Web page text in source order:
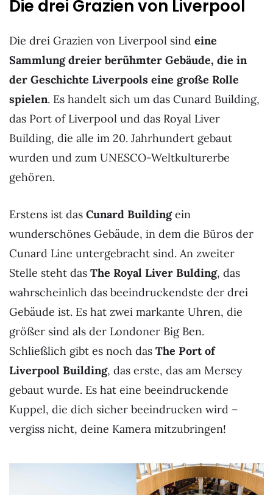
Die drei Grazien von Liverpool
Die drei Grazien von Liverpool sind eine
Sammlung dreier berühmter Gebäude, die in
der Geschichte Liverpools eine große Rolle
spielen. Es handelt sich um das Cunard Building,
das Port of Liverpool und das Royal Liver
Building, die alle im 20. Jahrhundert gebaut
wurden und zum UNESCO-Weltkulturerbe
gehören.
Erstens ist das Cunard Buildingein
wunderschönes Gebäude, in dem die Büros der
Cunard Line untergebracht sind. An zweiter
Stelle steht das The Royal Liver Bulding, das
wahrscheinlich das beeindruckendste der drei
Gebäude ist. Es hat zwei markante Uhren, die
größer sind als der Londoner Big Ben.
Schließlich gibt es noch das The Port of
Liverpool Building, das erste, das am Mersey
gebaut wurde. Es hat eine beeindruckende
Kuppel, die dich sicher beeindrucken wird –
vergiss nicht, deine Kamera mitzubringen!